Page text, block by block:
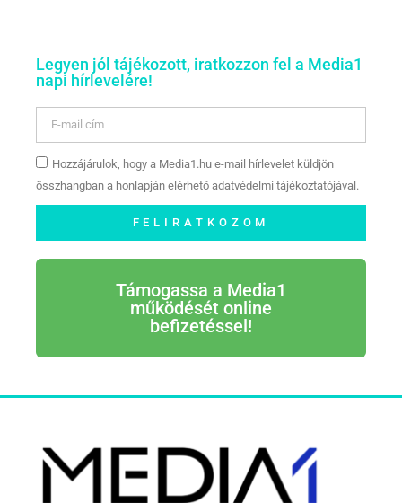
Legyen jól tájékozott, iratkozzon fel a Media1
napi hírlevelére!
Hozzájárulok, hogy a Media1.hu e-mail hírlevelet küldjön
összhangban a honlapján elérhető adatvédelmi tájékoztatójával.
FELIRATKOZOM
Támogassa a Media1
működését online
befizetéssel!